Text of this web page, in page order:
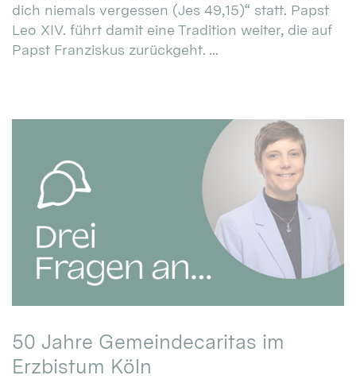
dich niemals vergessen (Jes 49,15)“ statt. Papst
Leo XIV. führt damit eine Tradition weiter, die auf
Papst Franziskus zurückgeht. ...
50 Jahre Gemeindecaritas im
Erzbistum Köln